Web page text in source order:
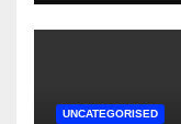
UNCATEGORISED